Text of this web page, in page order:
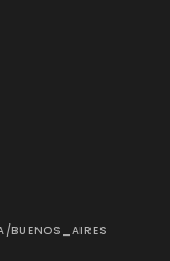
BUENOS_AIRES